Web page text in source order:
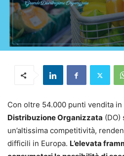
Con oltre 54.000 punti vendita
Distribuzione Organizzata (DO)
un’altissima competitività,
difficili in Europa. L’elevata